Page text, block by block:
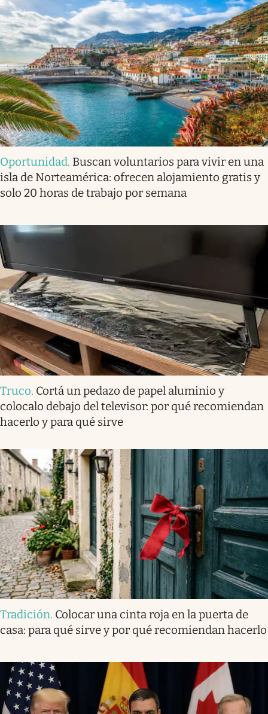
Oportunidad. Buscan voluntarios para vivir en una
isla de Norteamérica: ofrecen alojamiento gratis y
solo 20 horas de trabajo por semana
Truco. Cortá un pedazo de papel aluminio y
colocalo debajo del televisor: por qué recomiendan
hacerlo y para qué sirve
Tradición. Colocar una cinta roja en la puerta de
casa: para qué sirve y por qué recomiendan hacerlo